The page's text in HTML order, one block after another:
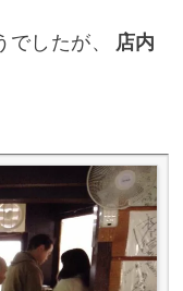
したが、
店内